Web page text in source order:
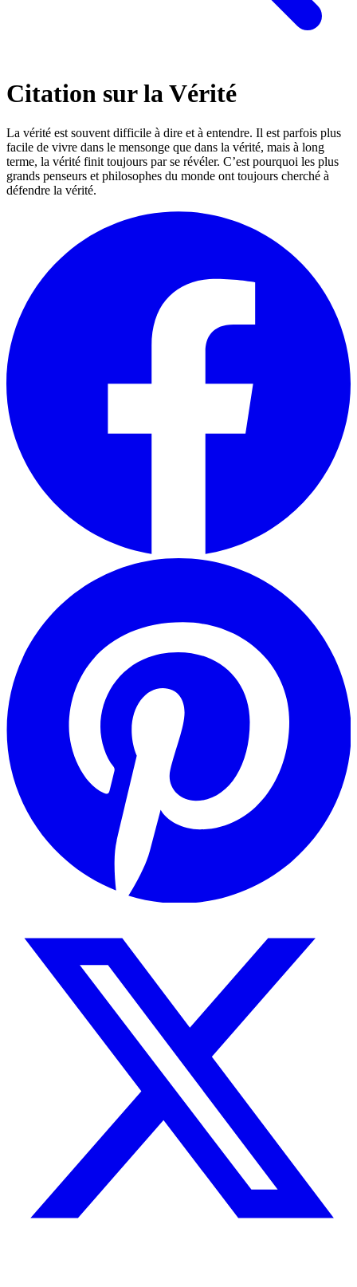
Citation sur la Vérité
La vérité est souvent difficile à dire et à entendre. Il est parfois plus
facile de vivre dans le mensonge que dans la vérité, mais à long
terme, la vérité finit toujours par se révéler. C’est pourquoi les plus
grands penseurs et philosophes du monde ont toujours cherché à
défendre la vérité.